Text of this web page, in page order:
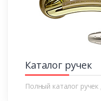
Каталог ручек
Полный каталог ручек